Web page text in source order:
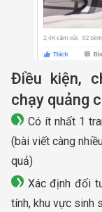
Điều kiện,
chạy quảng
Có ít nhất 1
(bài viết càng
quả)
Xác định đối
tính, khu vực sinh